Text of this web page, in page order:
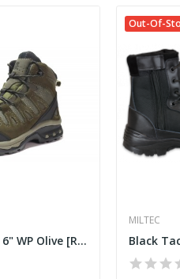
Botas Centaur 6" WP Olive [RTC]
Out-Of-
MILTEC